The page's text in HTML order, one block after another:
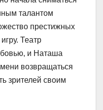
талантом
престижных
Театр
и Наташа
возвращаться
зрителей своим